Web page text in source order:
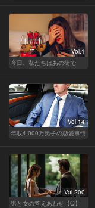
Vol.1
今日、私たちはあの街で
Vol.14
年収4,000万男子の恋愛事情
Vol.200
男と女の答えあわせ【Q】